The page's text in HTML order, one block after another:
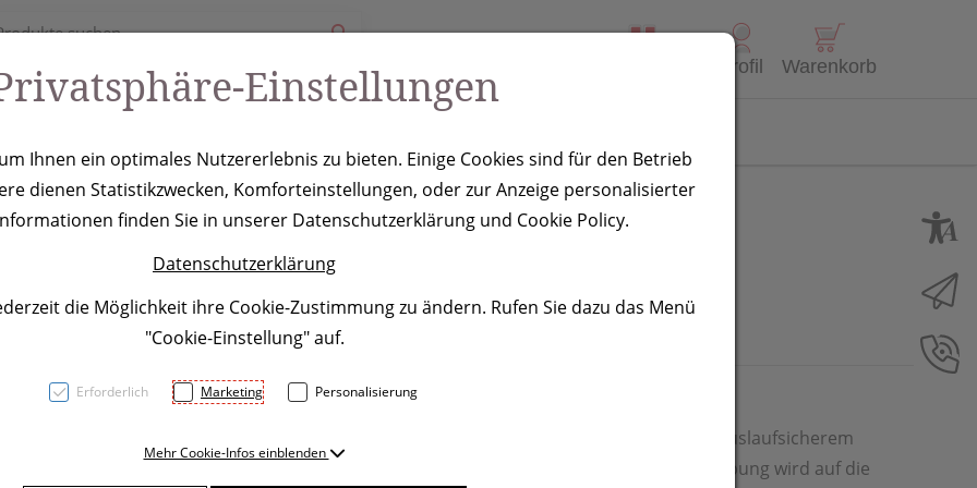
Profil Warenkorb
Bree, grau
Dopplewandige Vakuum Isolierflasche aus Edelstahl mit auslaufsicherem
Verschluss und einem Füllvermögen von 550 ml. Ihre Werbung wird auf die
Einstellungen
Ihnen ein optimales Nutzererlebnis zu bieten. Einige Cookies sind für den Betrieb
dienen Statistikzwecken, Komforteinstellungen, oder zur Anzeige personalisierter
finden Sie in unserer Datenschutzerklärung und Cookie Policy.
Datenschutzerklärung
die Möglichkeit ihre Cookie-Zustimmung zu ändern. Rufen Sie dazu das Menü
"Cookie-Einstellung" auf.
Erforderlich Marketing Personalisierung
Mehr Cookie-Infos einblenden